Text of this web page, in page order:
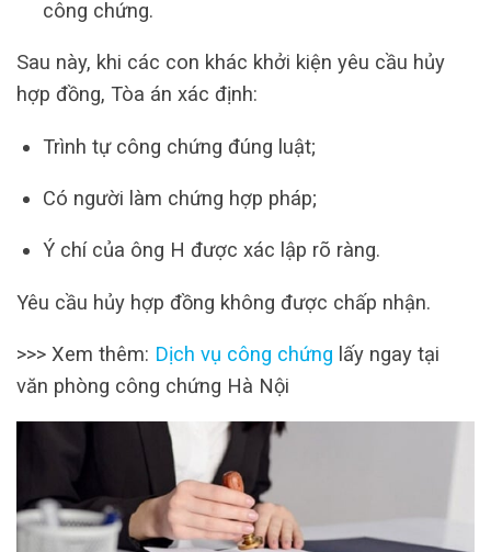
công chứng.
Sau này, khi các con khác khởi kiện yêu cầu hủy
hợp đồng, Tòa án xác định:
Trình tự công chứng đúng luật;
Có người làm chứng hợp pháp;
Ý chí của ông H được xác lập rõ ràng.
Yêu cầu hủy hợp đồng không được chấp nhận.
>>> Xem thêm: Dịch vụ công chứng lấy ngay tại
văn phòng công chứng Hà Nội